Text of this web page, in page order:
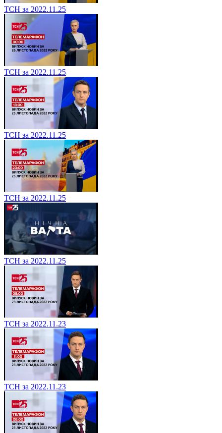
ТСН за 2022.11.25
ТСН за 2022.11.25
ТСН за 2022.11.25
ТСН за 2022.11.25
ТСН за 2022.11.25
ТСН за 2022.11.23
ТСН за 2022.11.23